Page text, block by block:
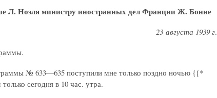
Л. Ноэля министру иностранных дел Франции Ж. Бонне
23 августа 1939 г.
№ 633—635 поступили мне только поздно ночью {{*
сегодня в 10 час. утра.